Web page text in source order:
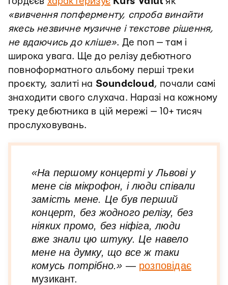
«вивчення попферменту, спроба винайти
якесь незвичне музичне і текстове рішення,
не вдаючись до кліше». Де поп — там і
широка увага. Ще до релізу дебютного
повноформатного альбому перші треки
проєкту, залиті на Soundcloud , почали самі
знаходити свого слухача. Наразі на кожному
треку дебютника в цій мережі — 10+ тисяч
прослуховувань.
«На першому концерті у Львові у
мене сів мікрофон, і люди співали
замість мене. Це був перший
концерт, без жодного релізу, без
ніяких промо, без ніфіга, люди
вже знали цю штуку. Це навело
мене на думку, що все ж таки
комусь потрібно.» — розповідає
музикант.